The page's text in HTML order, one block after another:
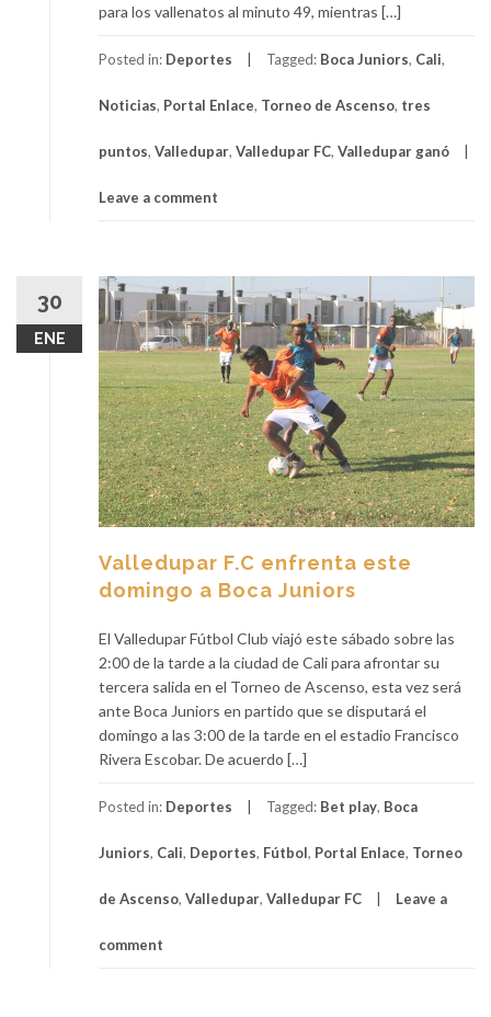
para los vallenatos al minuto 49, mientras […]
Posted in: Deportes Tagged: Boca Juniors, Cali,
Noticias, Portal Enlace, Torneo de Ascenso, tres
puntos, Valledupar, Valledupar FC, Valledupar ganó
Leave a comment
30
ENE
Valledupar F.C enfrenta este
domingo a Boca Juniors
El Valledupar Fútbol Club viajó este sábado sobre las
2:00 de la tarde a la ciudad de Cali para afrontar su
tercera salida en el Torneo de Ascenso, esta vez será
ante Boca Juniors en partido que se disputará el
domingo a las 3:00 de la tarde en el estadio Francisco
Rivera Escobar. De acuerdo […]
Posted in: Deportes Tagged: Bet play, Boca
Juniors, Cali, Deportes, Fútbol, Portal Enlace, Torneo
de Ascenso, Valledupar, Valledupar FC Leave a
comment